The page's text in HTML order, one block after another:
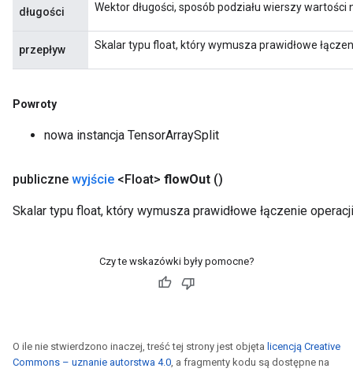
długości Wektor długości, sposób podziału wierszy wartości
przepływ Skalar typu float, który wymusza prawidłowe
Powroty
nowa instancja TensorArraySplit
publiczne wyjście <Float> flowOut ()
Skalar typu float, który wymusza prawidłowe łączenie
Czy te wskazówki były pomocne?
O ile nie stwierdzono inaczej, treść tej strony jest objęta licencją Creative
Commons – uznanie autorstwa 4.0, a fragmenty kodu są dostępne na